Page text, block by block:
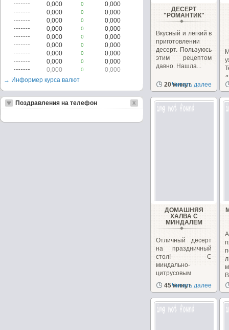
ДЕСЕРТ
"РОМАНТИК"
Вкусный и лёгкий в
приготовлении
десерт. Пользуюсь
этим рецептом
давно. Нашла...
20 минут
Читать далее
ДОМАШНЯЯ
ХАЛВА С
МИНДАЛЕМ
Отличный десерт
на праздничный
стол! С
миндально-
цитрусовым
ароматом!
Понравится...
45 минут
Читать далее
0,000
0
0,000
0,000
0
0,000
0,000
0
0,000
0,000
0
0,000
0,000
0
0,000
0,000
0
0,000
0,000
0
0,000
0,000
0
0,000
0,000
0
0,000
→ Информер курса валют
Поздравления на телефон